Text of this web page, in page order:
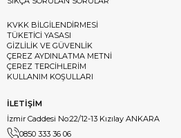
KVKK BİLGİLENDİRMESİ
TÜKETİCİ YASASI
GİZLİLİK VE GÜVENLİK
ÇEREZ AYDINLATMA METNİ
ÇEREZ TERCİHLERİM
KULLANIM KOŞULLARI
İLETİŞİM
İzmir Caddesi No:22/12-13 Kızılay ANKARA
0850 333 36 06